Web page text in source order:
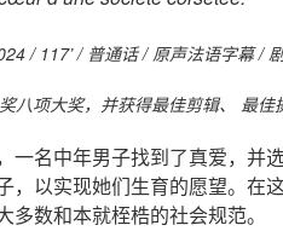
/ 117’ / 普通话 / 原声法语字幕 /
八项大奖，并获得最佳剪辑、 最佳
一名中年男子找到了真爱，并
，以实现她们生育的愿望。在
数和本就桎梏的社会规范。